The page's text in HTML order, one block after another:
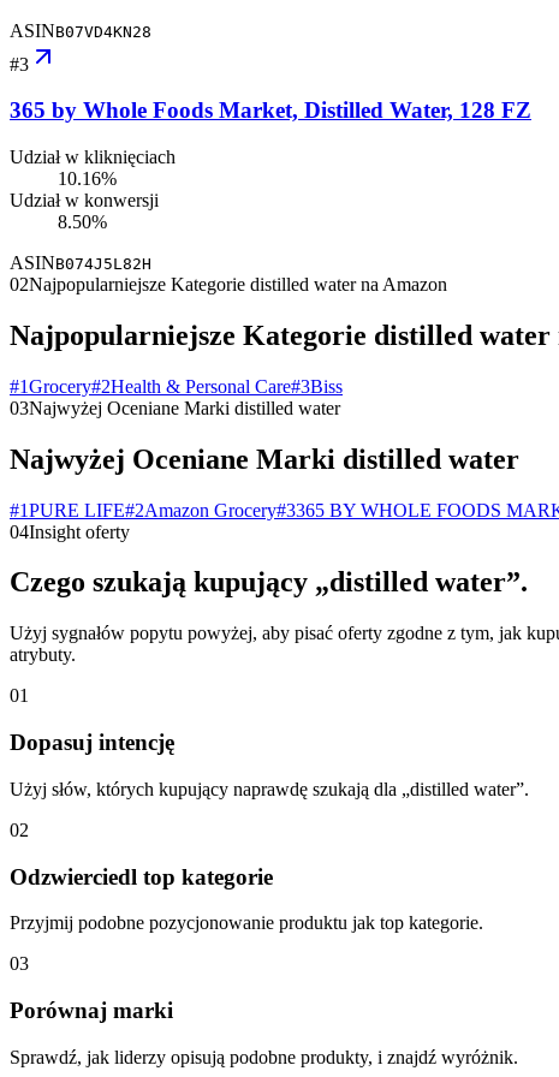
ASINB07VD4KN28
#3
365 by Whole Foods Market, Distilled Water, 128 FZ
Udział w kliknięciach
10.16%
Udział w konwersji
8.50%
ASINB074J5L82H
02Najpopularniejsze Kategorie distilled water na Amazon
Najpopularniejsze Kategorie distilled water
#1Grocery#2Health & Personal Care#3Biss
03Najwyżej Oceniane Marki distilled water
Najwyżej Oceniane Marki distilled water
#1PURE LIFE#2Amazon Grocery#3365 BY WHOLE FOODS
04Insight oferty
Czego szukają kupujący „distilled water”.
Użyj sygnałów popytu powyżej, aby pisać oferty zgodne z tym, jak
atrybuty.
01
Dopasuj intencję
Użyj słów, których kupujący naprawdę szukają dla „distilled water”.
02
Odzwierciedl top kategorie
Przyjmij podobne pozycjonowanie produktu jak top kategorie.
03
Porównaj marki
Sprawdź, jak liderzy opisują podobne produkty, i znajdź wyróżnik.